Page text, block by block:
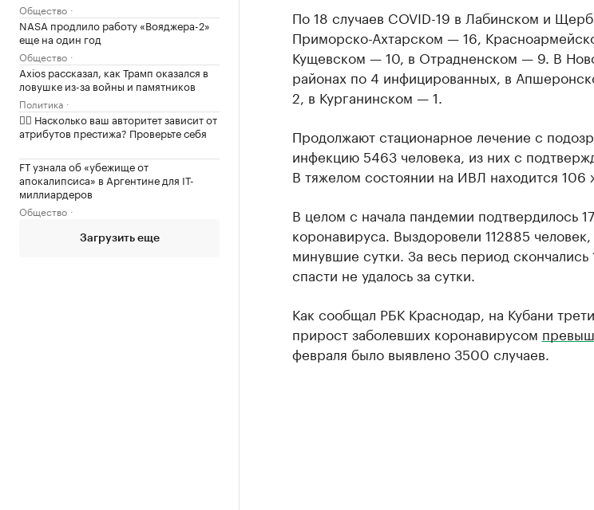
Общество
NASA продлило работу «Вояджера-2»
еще на один год
Общество
Axios рассказал, как Трамп оказался в
ловушке из-за войны и памятников
Политика
✍🏻 Насколько ваш авторитет зависит от
атрибутов престижа? Проверьте себя
FT узнала об «убежище от
апокалипсиса» в Аргентине для IT-
миллиардеров
Общество
Загрузить еще
По 18 случаев COVID-19 в Лабинском и
Приморско-Ахтарском — 16,
Кущевском — 10, в Отрадненском — 9. В
районах по 4 инфицированных, в
2, в Курганинском — 1.
Продолжают стационарное лечение с
инфекцию 5463 человека, из них с
В тяжелом состоянии на ИВЛ находится
В целом с начала пандемии подтвердилось
коронавируса. Выздоровели 112885
минувшие сутки. За весь период скончались
спасти не удалось за сутки.
Как сообщал РБК Краснодар, на Кубани
прирост заболевших коронавирусом
февраля было выявлено 3500 случаев.